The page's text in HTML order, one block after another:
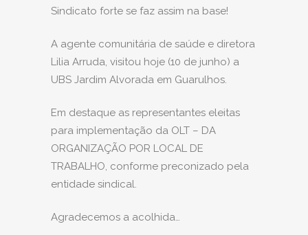
Sindicato forte se faz assim na base!
A agente comunitária de saúde e diretora
Lilia Arruda, visitou hoje (10 de junho) a
UBS Jardim Alvorada em Guarulhos.
Em destaque as representantes eleitas
para implementação da OLT – DA
ORGANIZAÇÃO POR LOCAL DE
TRABALHO, conforme preconizado pela
entidade sindical.
Agradecemos a acolhida…